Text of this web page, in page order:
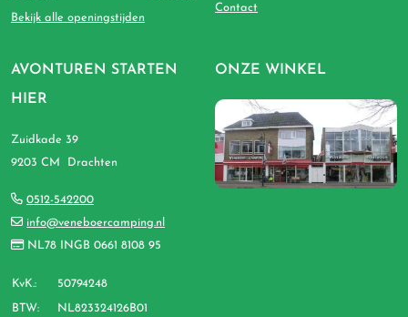
AVONTUREN STARTEN
HIER
Zuidkade 39
9203 CM Drachten
0512-542200
info@veneboercamping.nl
NL78 INGB 0661 8108 95
KvK.: 50794248
BTW: NL823324126B01
Bekijk alle openingstijden
Contact
ONZE WINKEL